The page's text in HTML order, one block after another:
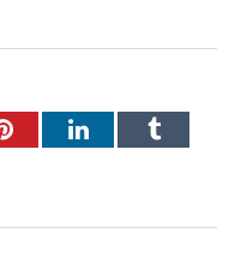
PinterestLinkedInTumblr